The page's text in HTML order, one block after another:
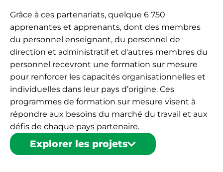
Grâce à ces partenariats, quelque 6 750
apprenantes et apprenants, dont des membres
du personnel enseignant, du personnel de
direction et administratif et d'autres membres du
personnel recevront une formation sur mesure
pour renforcer les capacités organisationnelles et
individuelles dans leur pays d’origine. Ces
programmes de formation sur mesure visent à
répondre aux besoins du marché du travail et aux
défis de chaque pays partenaire.
Explorer les projets